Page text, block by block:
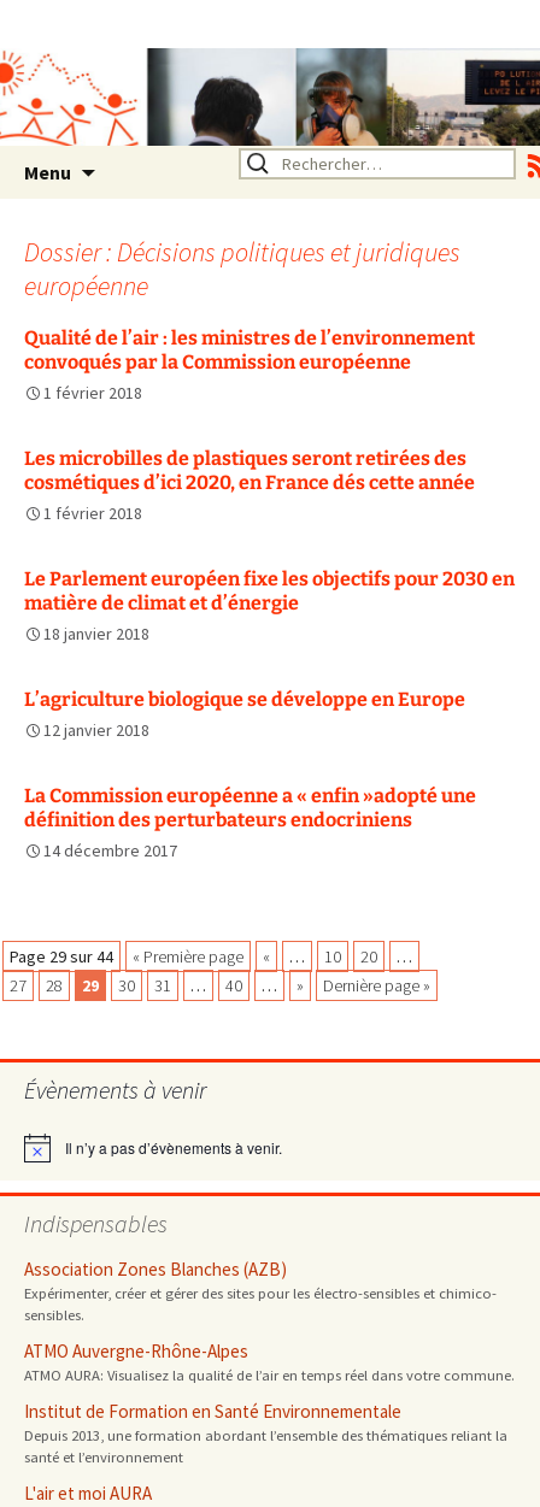
Rhône Alpes
Un environnement sain pour
la santé de tous
Menu Rechercher :
Dossier : Décisions politiques et juridiques
européenne
Qualité de l’air : les ministres de l’environnement
convoqués par la Commission européenne
1 février 2018
Les microbilles de plastiques seront retirées des
cosmétiques d’ici 2020, en France dés cette année
1 février 2018
Le Parlement européen fixe les objectifs pour 2030 en
matière de climat et d’énergie
18 janvier 2018
L’agriculture biologique se développe en Europe
12 janvier 2018
La Commission européenne a « enfin »adopté une
définition des perturbateurs endocriniens
14 décembre 2017
Navigation
des
articles
Page 29 sur 44 « Première page « … 10 20
…
27
28 29 30 31 … 40 … » Dernière page »
Évènements à venir
Notice Il n’y a pas d’évènements à venir.
Indispensables
Association Zones Blanches (AZB)
Expérimenter, créer et gérer des sites pour les électro-sensibles et chimico-
sensibles.
ATMO Auvergne-Rhône-Alpes
ATMO AURA: Visualisez la qualité de l’air en temps réel dans votre commune.
Institut de Formation en Santé Environnementale
Depuis 2013, une formation abordant l’ensemble des thématiques reliant la
santé et l’environnement
L'air et moi AURA